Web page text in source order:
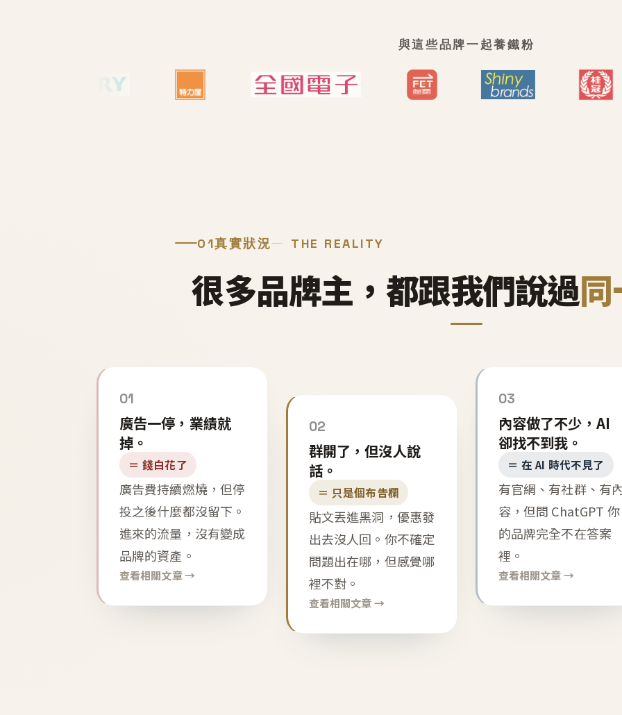
與這些品牌一起養鐵粉
01真實狀況 THE REALITY
很多品牌主，都跟我們說過同
01
廣告一停，業績就
掉。
＝ 錢白花了
廣告費持續燃燒，但停
投之後什麼都沒留下。
進來的流量，沒有變成
品牌的資產。
查看相關文章 →
02
群開了，但沒人說
話。
＝ 只是個布告欄
貼文丟進黑洞，優惠發
出去沒人回。你不確定
問題出在哪，但感覺哪
裡不對。
查看相關文章 →
03
內容做了不少，AI
卻找不到我。
＝ 在 AI 時代不見了
有官網、有社群、有
容，但問 ChatGPT 你
的品牌完全不在答案
裡。
查看相關文章 →